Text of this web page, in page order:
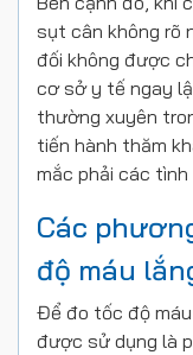
sụt cân không rõ
đối không được
cơ sở y tế ngay
thường xuyên
tiến hành thăm
mắc phải các tình
Các
độ máu
Để đo tốc độ
được sử dụng là